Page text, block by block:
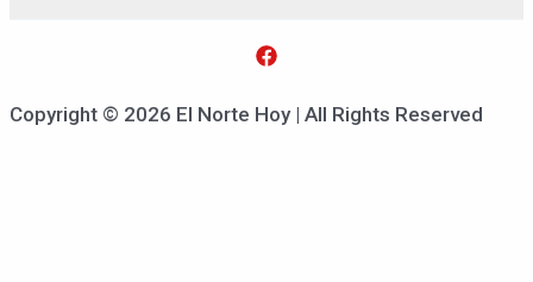
Copyright © 2026 El Norte Hoy | All Rights Reserved